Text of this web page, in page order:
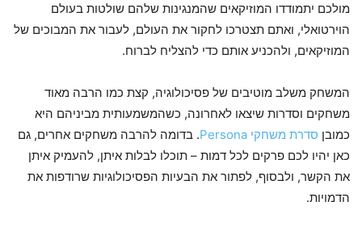
מולכם יתמודדו המוזיקאים שהמנגינות שלהם שולטות בעולם
הוירטואלי, ואתם תצטרכו לחקור את העולם, לעבור את המבוכים של
המוזיקאים, ולהכניע אותם כדי להצליח לברוח.
המשחק משלב מוטיבים של פסיכולוגיה, קצת כמו הרבה מאוד
משחקים וסדרות שיצאו לאחרונה, כשהמשמעותית מביניהם היא
כמובן סדרת משחקי Persona
. בדומה להרבה משחקים אחרים, גם
כאן יהיו לכם פרקים לכל דמות – תוכלו לבלות איתן, להעמיק איתן
את הקשר, ולבסוף, לפתור את הבעיות הפסיכולוגיות שרודפות את
הדמויות.